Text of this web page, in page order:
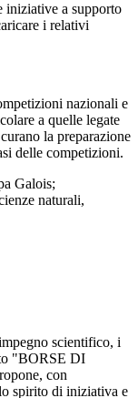
iniziative a supporto
i relativi
nazionali e
a quelle legate
la preparazione
delle competizioni.
Galois;
naturali,
scientifico, i
"BORSE DI
con
spirito di iniziativa e